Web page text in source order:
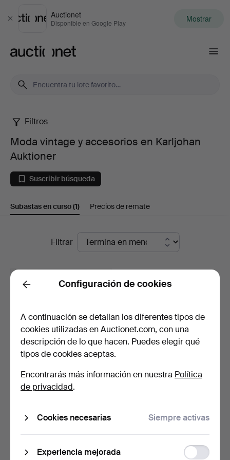
Cerrar
Auctionet
Disponible en Google Play Mostrar
Moda
vintage
accesorios
Karljohan
Auktioner
Filtros
Moda vintage y accesorios en Karljohan
Auktioner
Suscribir búsqueda
Subastas en curso(1) Precios de remate
Subastas
curso
Filtrar
"Sneaker Run Aw…
8 pujas
53 USD
Suscribir búsqueda
Back Configuración de cookies
A continuación se detallan los diferentes tipos de
cookies utilizadas en Auctionet.com, con una
descripción de lo que hacen. Puedes elegir qué
tipos de cookies aceptas.
Encontrarás más información en nuestra Política
de privacidad.
Cookies necesarias Siempre activas
Experiencia mejorada